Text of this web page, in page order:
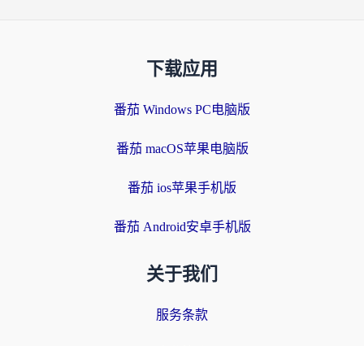
下载应用
番茄 Windows PC电脑版
番茄 macOS苹果电脑版
番茄 ios苹果手机版
番茄 Android安卓手机版
关于我们
服务条款